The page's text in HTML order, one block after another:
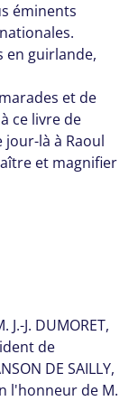
éminents
en guirlande,
et de
ce livre de
jour-là à Raoul
et magnifier
J. DUMORET,
de
DE SAILLY,
l'honneur de M.